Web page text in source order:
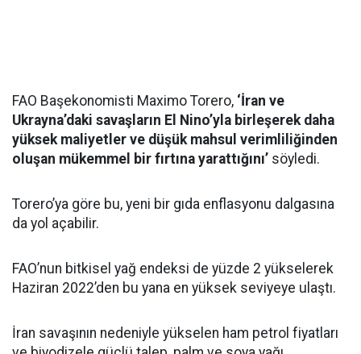
FAO Başekonomisti Maximo Torero, ‘İran ve
Ukrayna’daki savaşların El Nino’yla birleşerek daha
yüksek maliyetler ve düşük mahsul verimliliğinden
oluşan mükemmel bir fırtına yarattığını’ söyledi.
Torero’ya göre bu, yeni bir gıda enflasyonu dalgasına
da yol açabilir.
FAO’nun bitkisel yağ endeksi de yüzde 2 yükselerek
Haziran 2022’den bu yana en yüksek seviyeye ulaştı.
İran savaşının nedeniyle yükselen ham petrol fiyatları